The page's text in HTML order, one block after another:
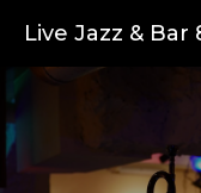
Live Jazz & Bar